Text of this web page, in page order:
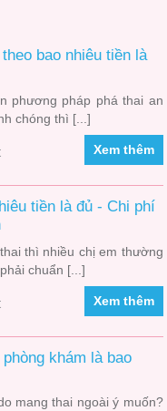
bao nhiêu tiền là
phương pháp phá thai an
chóng thì [...]
Xem thêm
tiền là đủ - Chi phí
thì nhiều chị em thường
chuẩn [...]
Xem thêm
khám là bao
mang thai ngoài ý muốn?